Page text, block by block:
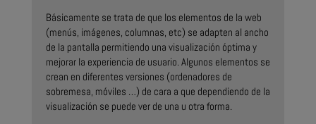
Básicamente se trata de que los elementos de la web
(menús, imágenes, columnas, etc) se adapten al ancho
de la pantalla permitiendo una visualización óptima y
mejorar la experiencia de usuario. Algunos elementos se
crean en diferentes versiones (ordenadores de
sobremesa, móviles …) de cara a que dependiendo de la
visualización se puede ver de una u otra forma.